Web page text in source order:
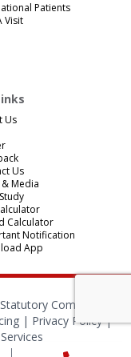
Patients
Visit
Us
Us
Media
Calculator
Notification
App
Statutory Compliances
| Privacy Policy|